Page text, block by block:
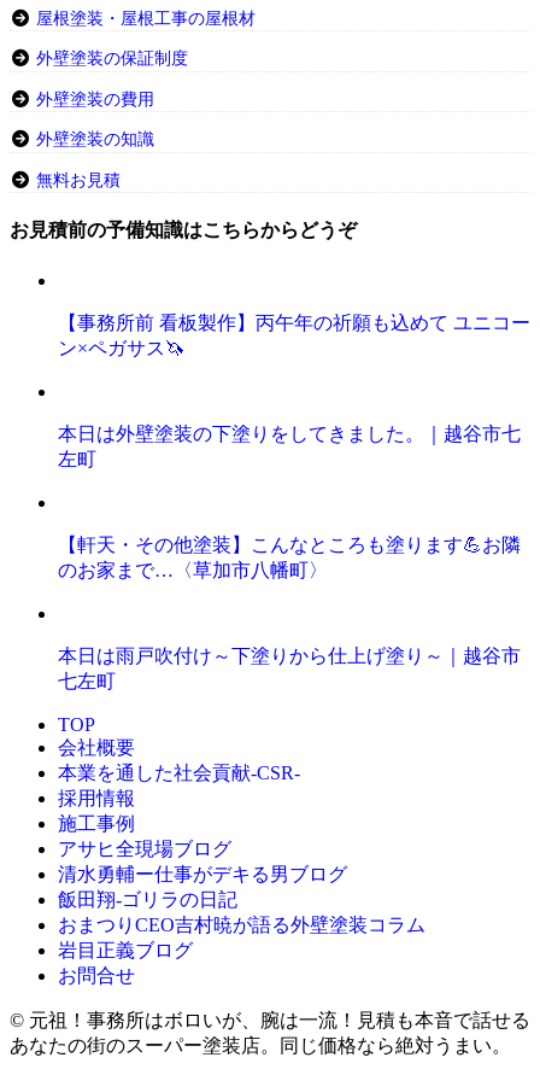
屋根塗装・屋根工事の屋根材
外壁塗装の保証制度
外壁塗装の費用
外壁塗装の知識
無料お見積
お見積前の予備知識はこちらからどうぞ
【事務所前 看板製作】丙午年の祈願も込めて ユニコー
ン×ペガサス🦄
本日は外壁塗装の下塗りをしてきました。｜越谷市七
左町
【軒天・その他塗装】こんなところも塗ります💪お隣
のお家まで…〈草加市八幡町〉
本日は雨戸吹付け～下塗りから仕上げ塗り～｜越谷市
七左町
TOP
会社概要
本業を通した社会貢献-CSR-
採用情報
施工事例
アサヒ全現場ブログ
清水勇輔ー仕事がデキる男ブログ
飯田翔-ゴリラの日記
おまつりCEO吉村暁が語る外壁塗装コラム
岩目正義ブログ
お問合せ
© 元祖！事務所はボロいが、腕は一流！見積も本音で話せる
あなたの街のスーパー塗装店。同じ価格なら絶対うまい。